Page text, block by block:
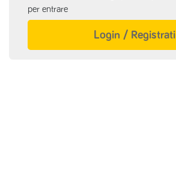
per entrare
Login / Registrati